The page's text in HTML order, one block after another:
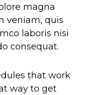
magna
veniam, quis
laboris nisi
consequat.
that work
way to get